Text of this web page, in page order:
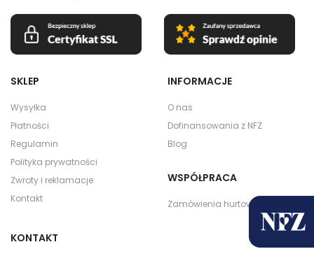
SKLEP
Wysyłka
Płatności
Regulamin
Polityka prywatności
Zwroty i reklamacje
Kontakt
INFORMACJE
O nas
Dofinansowania z NFZ
Blog
WSPÓŁPRACA
Zamówienia hurtowe
KONTAKT